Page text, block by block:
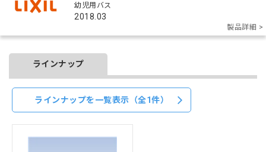
幼児用バス
2018.03
製品詳細 >
ラインナップ
ラインナップを一覧表示（全1件）